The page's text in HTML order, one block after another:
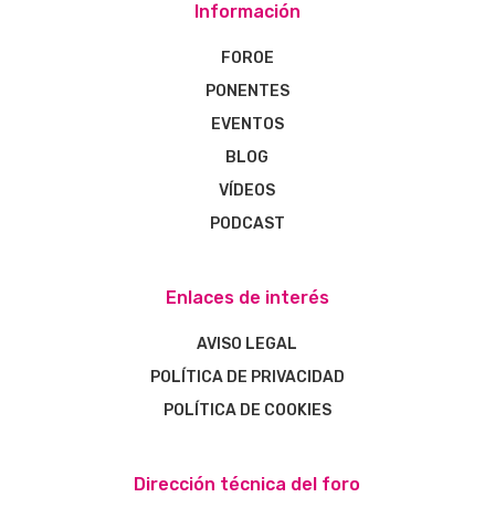
Información
FOROE
PONENTES
EVENTOS
BLOG
VÍDEOS
PODCAST
Enlaces de interés
AVISO LEGAL
POLÍTICA DE PRIVACIDAD
POLÍTICA DE COOKIES
Dirección técnica del foro